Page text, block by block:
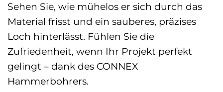
Sehen Sie, wie mühelos er sich durch das
Material frisst und ein sauberes, präzises
Loch hinterlässt. Fühlen Sie die
Zufriedenheit, wenn Ihr Projekt perfekt
gelingt – dank des CONNEX
Hammerbohrers.